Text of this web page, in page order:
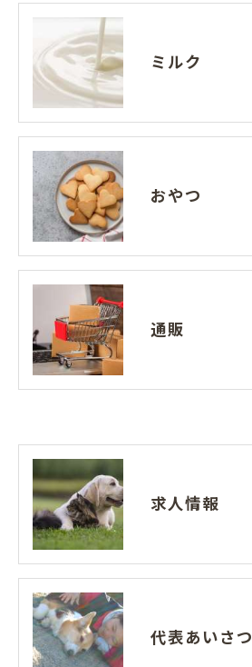
ミルク
おやつ
通販
求人情報
代表あいさつ